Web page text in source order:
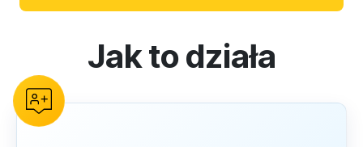
reCAPTCHA verificationJak to działa